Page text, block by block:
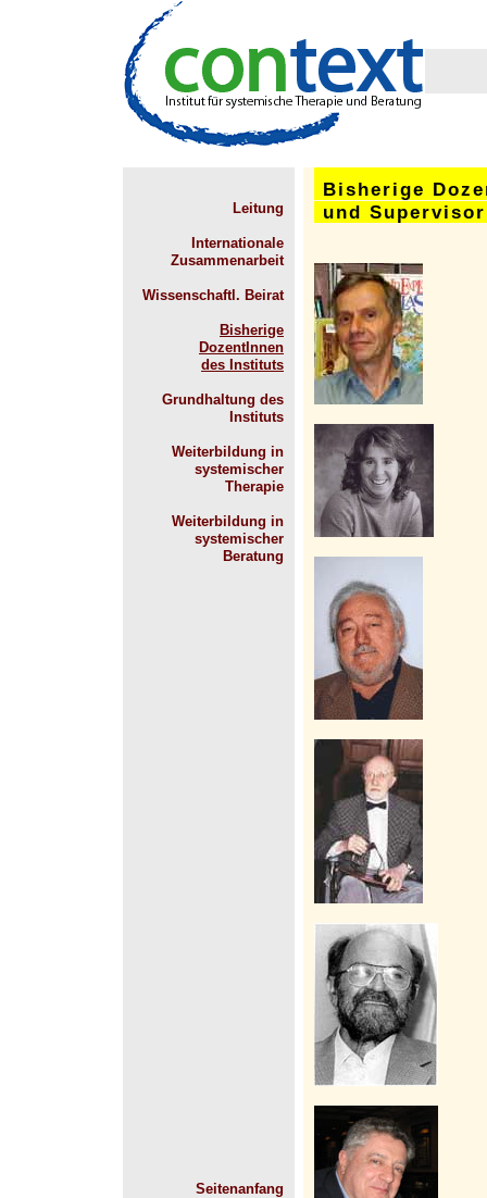
Leitung
Internationale
Zusammenarbeit
Wissenschaftl. Beirat
Bisherige
DozentInnen
des Instituts
Grundhaltung des
Instituts
Weiterbildung in
systemischer
Therapie
Weiterbildung in
systemischer
Beratung
Seitenanfang
Bisherige
und